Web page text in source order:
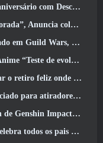
Fest 2026 Fluxo
Rainbow Six Siege
Wars, Enevoado
“Teste de evolução”
os ventos se encontram
de sobrevivência em equipe
chega ao fim.. Na lua
os pais do espaço